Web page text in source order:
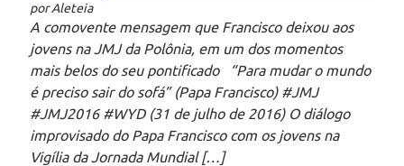
por Aleteia
A comovente mensagem que Francisco deixou aos
jovens na JMJ da Polônia, em um dos momentos
mais belos do seu pontificado “Para mudar o mundo
é preciso sair do sofá” (Papa Francisco) #JMJ
#JMJ2016 #WYD (31 de julho de 2016) O diálogo
improvisado do Papa Francisco com os jovens na
Vigília da Jornada Mundial […]